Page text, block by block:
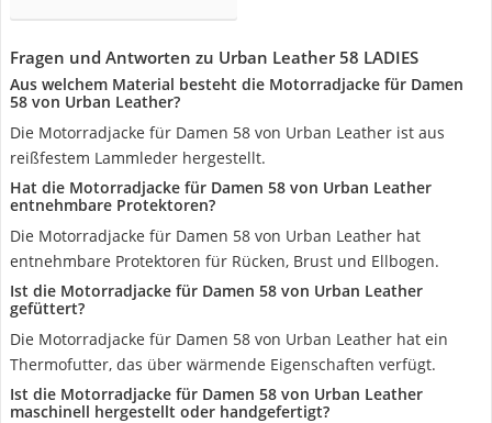
Fragen und Antworten zu Urban Leather 58 LADIES
Aus welchem Material besteht die Motorradjacke für Damen
58 von Urban Leather?
Die Motorradjacke für Damen 58 von Urban Leather ist aus
reißfestem Lammleder hergestellt.
Hat die Motorradjacke für Damen 58 von Urban Leather
entnehmbare Protektoren?
Die Motorradjacke für Damen 58 von Urban Leather hat
entnehmbare Protektoren für Rücken, Brust und Ellbogen.
Ist die Motorradjacke für Damen 58 von Urban Leather
gefüttert?
Die Motorradjacke für Damen 58 von Urban Leather hat ein
Thermofutter, das über wärmende Eigenschaften verfügt.
Ist die Motorradjacke für Damen 58 von Urban Leather
maschinell hergestellt oder handgefertigt?